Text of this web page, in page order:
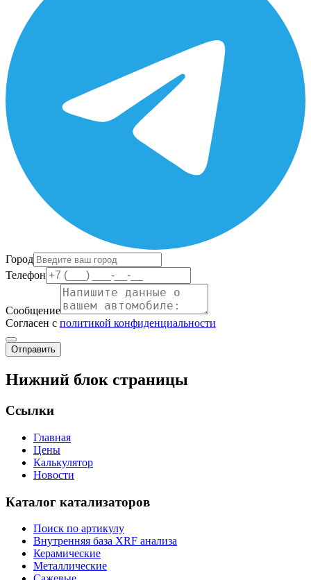
Город
Телефон
Сообщение
Согласен с политикой конфиденциальности
Отправить
Нижний блок страницы
Ссылки
Главная
Цены
Калькулятор
Новости
Каталог катализаторов
Поиск по артикулу
Внутренняя база XRF анализа
Керамические
Металлические